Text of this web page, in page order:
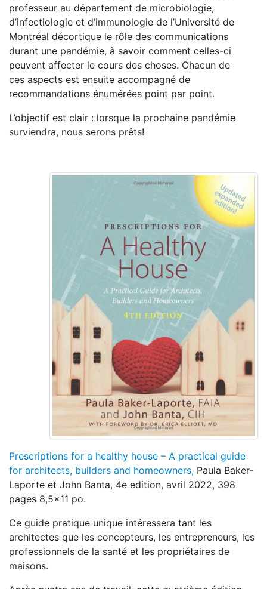
professeur au département de microbiologie,
d’infectiologie et d’immunologie de l’Université de
Montréal décortique le rôle des communications
durant une pandémie, à savoir comment celles-ci
peuvent affecter le cours des choses. Chacun de
ces aspects est ensuite accompagné de
recommandations énumérées point par point.
L’objectif est clair : lorsque la prochaine pandémie
surviendra, nous serons prêts!
Prescriptions for a healthy house – A practical guide
for architects, builders and homeowners, Paula Baker-
Laporte et John Banta, 4e edition, avril 2022, 398
pages 8,5x11 po.
Ce guide pratique unique intéressera tant les
architectes que les concepteurs, les entrepreneurs, les
professionnels de la santé et les propriétaires de
maisons.